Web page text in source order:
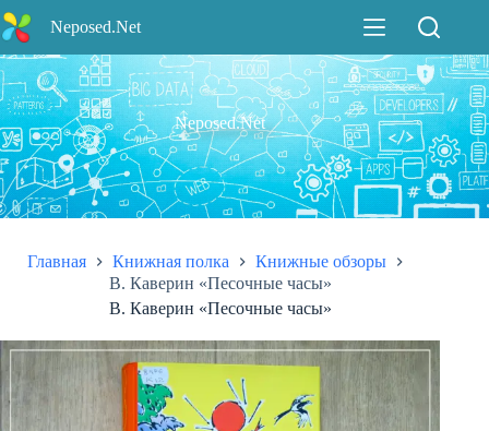
Перейти
к
сути
Neposed.Net
Neposed.Net
Главная Книжная полка
Книжные обзоры
В. Каверин «Песочные часы»
В. Каверин «Песочные часы»